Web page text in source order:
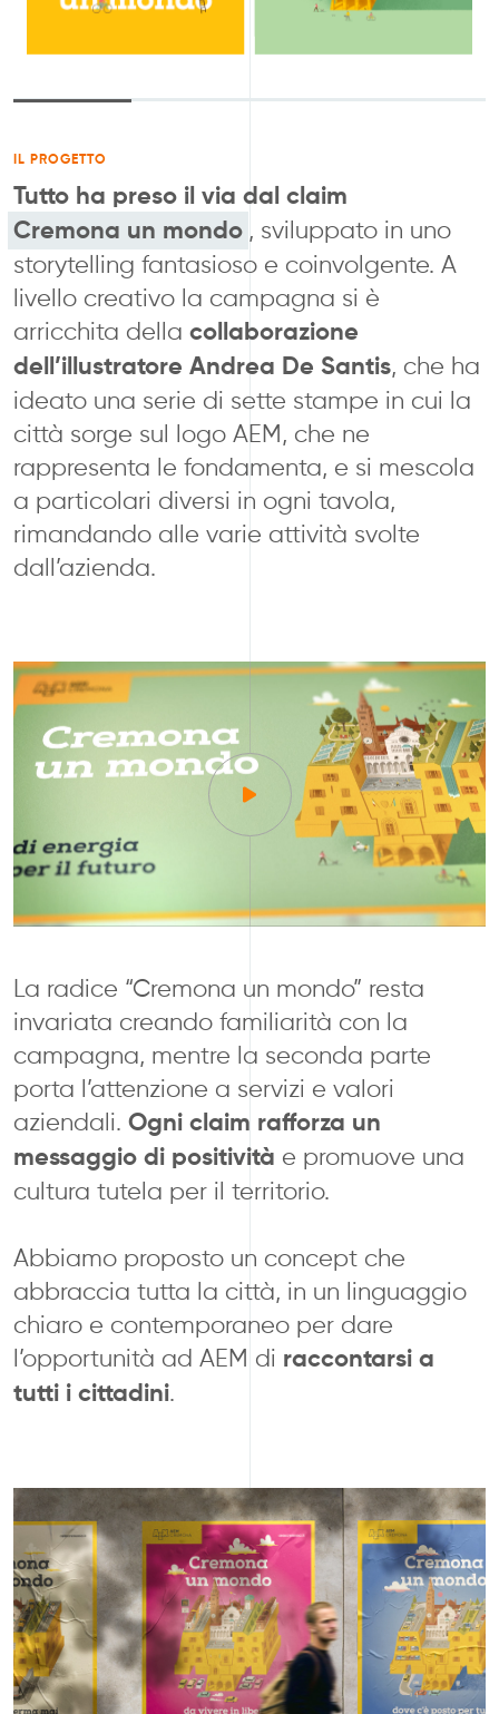
IL PROGETTO
Tutto ha preso il via dal claim
Cremona un mondo , sviluppato in uno
storytelling fantasioso e coinvolgente. A
livello creativo la campagna si è
arricchita della collaborazione
dell’illustratore Andrea De Santis, che ha
ideato una serie di sette stampe in cui la
città sorge sul logo AEM, che ne
rappresenta le fondamenta, e si mescola
a particolari diversi in ogni tavola,
rimandando alle varie attività svolte
dall’azienda.
La radice “Cremona un mondo” resta
invariata creando familiarità con la
campagna, mentre la seconda parte
porta l’attenzione a servizi e valori
aziendali. Ogni claim rafforza un
messaggio di positività e promuove una
cultura tutela per il territorio.
Abbiamo proposto un concept che
abbraccia tutta la città, in un linguaggio
chiaro e contemporaneo per dare
l’opportunità ad AEM di raccontarsi a
tutti i cittadini.